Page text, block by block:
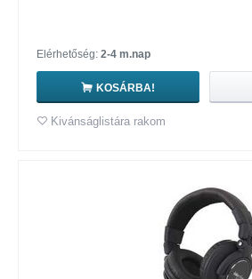
Elérhetőség: 2-4 m.nap
KOSÁRBA!
Kivánságlistára rakom